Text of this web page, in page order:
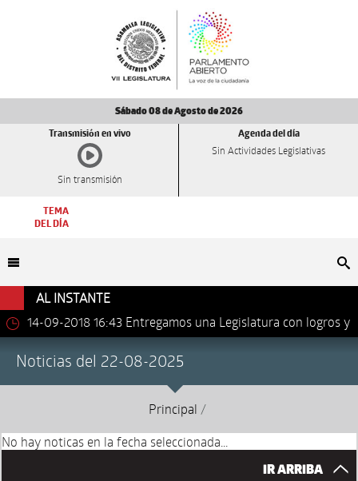
Sábado 08 de Agosto de 2026
Transmisión en vivo
Sin transmisión
Agenda del día
Sin Actividades Legislativas
TEMA
DEL DÍA
AL INSTANTE
14-09-2018 16:43 Entregamos una Legislatura con logros y
Noticias del 22-08-2025
Principal /
No hay noticas en la fecha seleccionada...
IR ARRIBA